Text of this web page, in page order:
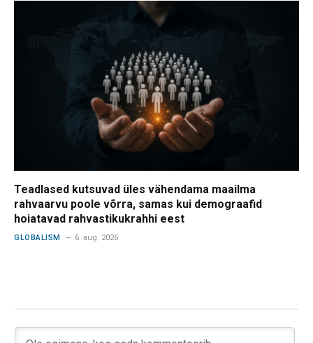
Teadlased kutsuvad üles vähendama maailma
rahvaarvu poole võrra, samas kui demograafid
hoiatavad rahvastikukrahhi eest
GLOBALISM 6. aug. 2026